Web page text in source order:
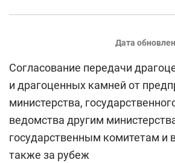
Дата
Согласование передачи
и драгоценных камней от
министерства,
ведомства другим
государственным комитетам и
также за рубеж